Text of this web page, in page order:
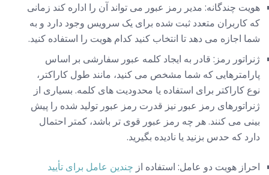
هویت چندگانه: مدیر رمز عبور می تواند آن را اداره کند زمانی
که کاربران متعدد ثبت شده برای یک سرویس وجود دارد و به
شما اجازه می دهد تا انتخاب کنید کدام هویت را استفاده کنید.
ژنراتور رمز: قادر به ایجاد کلمه عبور سفارشی بر اساس
پارامترهایی که شما مشخص می کنید، مانند طول کاراکتر،
نوع کاراکتر برای استفاده یا محدودیت های کلمه. بسیاری از
ژنراتورهای رمز عبور نیز قدرت رمز عبور تولید شده را پیش
بینی می کنند. هر چه رمز عبور قوی تر باشد، کمتر احتمال
دارد که حدس بزنید یا نادیده بگیرید.
احراز هویت دو عامل: استفاده از چندین عامل برای تأیید